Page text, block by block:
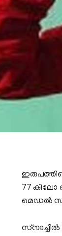
77 കിലോ
മെഡല്‍
സ്‌നാച്ചില്‍